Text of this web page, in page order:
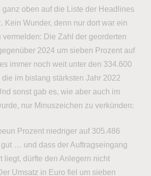
oben auf die Liste der Headlines
Kein Wunder, denn nur dort war ein
vermelden: Die Zahl der georderten
2024 um sieben Prozent auf
immer noch weit unter den 334.600
im bislang stärksten Jahr 2022
sonst gab es, wie aber auch im
nur Minuszeichen zu verkünden:
Prozent niedriger auf 305.486
… und dass der Auftragseingang
liegt, dürfte den Anlegern nicht
Umsatz in Euro fiel um sieben